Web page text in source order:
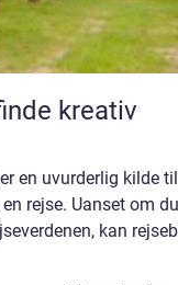
kreativ
en uvurderlig kilde til
rejse. Uanset om
kan